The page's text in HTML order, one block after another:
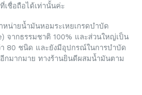
เชื่อถือได้เท่านั้นค่ะ
หน่ายน้ำมันหอมระเหยเกรดบำบัด
จากธรรมชาติ 100% และส่วนใหญ่เป็น
80 ชนิด และยังมีอุปกรณ์ในการบำบัด
กมากมาย ทางร้านยินดีผสมน้ำมันตาม